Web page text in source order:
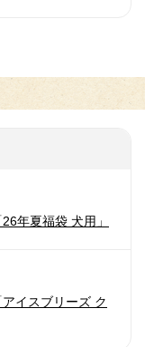
年夏福袋 犬用」
イスブリーズ ク